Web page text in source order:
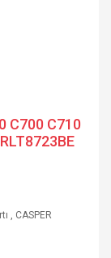
C700 C710
, CASPER